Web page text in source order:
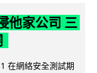
他家公司 三
在網絡安全測試期